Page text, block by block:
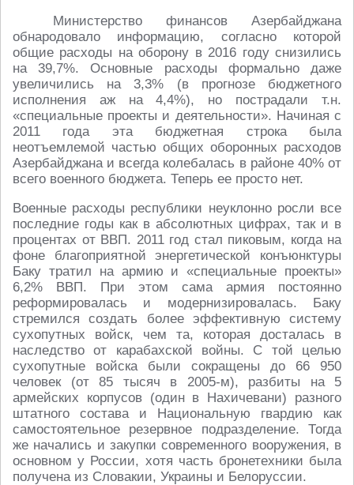
Министерство финансов Азербайджана
обнародовало информацию, согласно которой
общие расходы на оборону в 2016 году снизились
на 39,7%. Основные расходы формально даже
увеличились на 3,3% (в прогнозе бюджетного
исполнения аж на 4,4%), но пострадали т.н.
«специальные проекты и деятельности». Начиная с
2011 года эта бюджетная строка была
неотъемлемой частью общих оборонных расходов
Азербайджана и всегда колебалась в районе 40% от
всего военного бюджета. Теперь ее просто нет.
Военные расходы республики неуклонно росли все
последние годы как в абсолютных цифрах, так и в
процентах от ВВП. 2011 год стал пиковым, когда на
фоне благоприятной энергетической конъюнктуры
Баку тратил на армию и «специальные проекты»
6,2% ВВП. При этом сама армия постоянно
реформировалась и модернизировалась. Баку
стремился создать более эффективную систему
сухопутных войск, чем та, которая досталась в
наследство от карабахской войны. С той целью
сухопутные войска были сокращены до 66 950
человек (от 85 тысяч в 2005-м), разбиты на 5
армейских корпусов (один в Нахичевани) разного
штатного состава и Национальную гвардию как
самостоятельное резервное подразделение. Тогда
же начались и закупки современного вооружения, в
основном у России, хотя часть бронетехники была
получена из Словакии, Украины и Белоруссии.